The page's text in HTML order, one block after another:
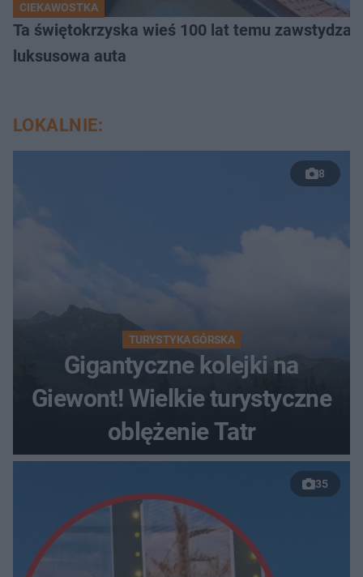
CIEKAWOSTKA
Ta świętokrzyska wieś 100 lat temu
luksusowa auta
LOKALNIE:
8
TURYSTYKA GÓRSKA
Gigantyczne kolejki na
Giewont! Wielkie turystyczne
oblężenie Tatr
35